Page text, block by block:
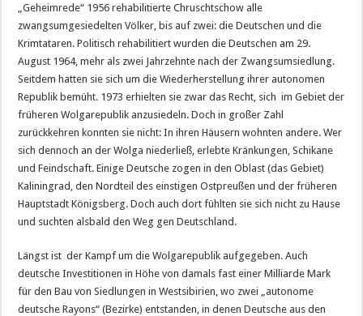
„Geheimrede“ 1956 rehabilitierte Chruschtschow alle
zwangsumgesiedelten Völker, bis auf zwei: die Deutschen und die
Krimtataren. Politisch rehabilitiert wurden die Deutschen am 29.
August 1964, mehr als zwei Jahrzehnte nach der Zwangsumsiedlung.
Seitdem hatten sie sich um die Wiederherstellung ihrer autonomen
Republik bemüht. 1973 erhielten sie zwar das Recht, sich im Gebiet der
früheren Wolgarepublik anzusiedeln. Doch in großer Zahl
zurückkehren konnten sie nicht: In ihren Häusern wohnten andere. Wer
sich dennoch an der Wolga niederließ, erlebte Kränkungen, Schikane
und Feindschaft. Einige Deutsche zogen in den Oblast (das Gebiet)
Kaliningrad, den Nordteil des einstigen Ostpreußen und der früheren
Hauptstadt Königsberg. Doch auch dort fühlten sie sich nicht zu Hause
und suchten alsbald den Weg gen Deutschland.
Längst ist der Kampf um die Wolgarepublik aufgegeben. Auch
deutsche Investitionen in Höhe von damals fast einer Milliarde Mark
für den Bau von Siedlungen in Westsibirien, wo zwei „autonome
deutsche Rayons“ (Bezirke) entstanden, in denen Deutsche aus den